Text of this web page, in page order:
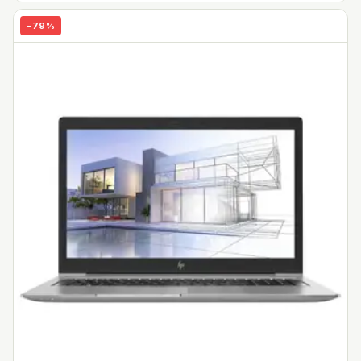
HD 1080p-upplösning och anständig ljusstyrka.
Intelligent Audio
Dell Optimizers Intelligent Audio kommer automatiskt
ställa in ditt system genom att justera bakgrundsljudet,
hantera talvolym och finslipa den övergripande
ljudupplevelsen så att du kan höra och höras bättre var
du än arbetar.
Dockning med en kabel
Den bärbara datorn kommer med Thunderbolt 4-
gränssnitt med hög hastighet på den vändbara USB-C-
porten som kan leverar upp till 40 Gbps
- 79 %